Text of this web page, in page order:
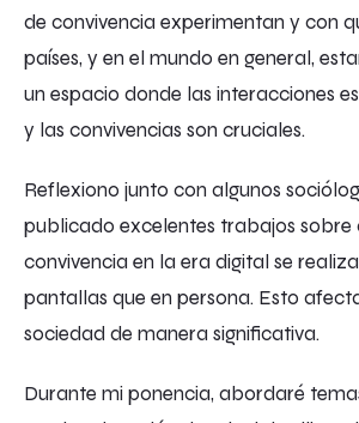
de convivencia experimentan y con
países, y en el mundo en general,
un espacio donde las interacciones
y las convivencias son cruciales.
Reflexiono junto con algunos
publicado excelentes trabajos sobre
convivencia en la era digital se
pantallas que en persona. Esto
sociedad de manera significativa.
Durante mi ponencia, abordaré